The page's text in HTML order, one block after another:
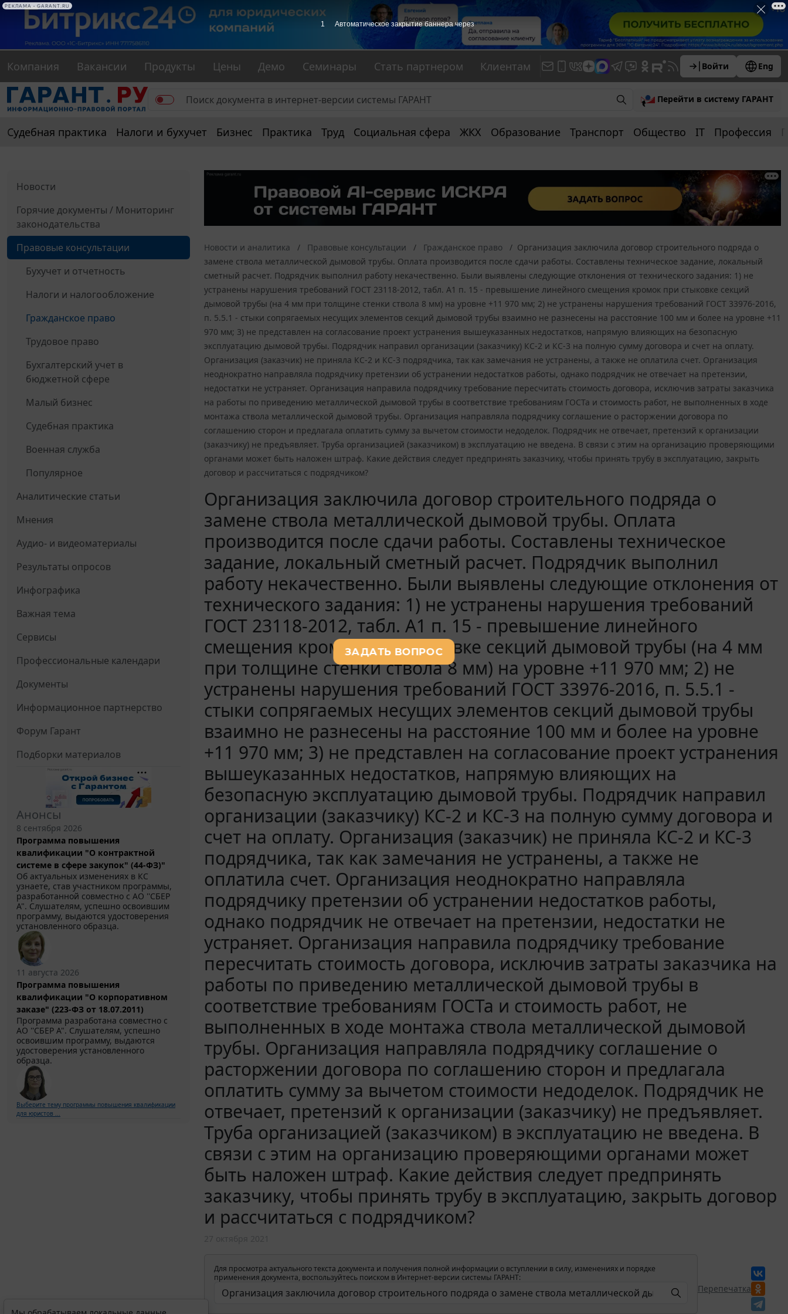
Компания Вакансии Продукты Цены Демо Семинары Стать партнером Клиентам Войти Eng
Перейти в систему ГАРАНТ
Судебная практика Налоги и бухучет Бизнес Практика Труд Социальная сфера ЖКХ Образование Транспорт Общество IT Профессия
Новости
Горячие документы / Мониторинг
законодательства
Правовые консультации
Бухучет и отчетность
Налоги и налогообложение
Гражданское право
Трудовое право
Бухгалтерский учет в
бюджетной сфере
Малый бизнес
Судебная практика
Военная служба
Популярное
Аналитические статьи
Мнения
Аудио- и видеоматериалы
Результаты опросов
Инфографика
Важная тема
Сервисы
Профессиональные календари
Документы
Информационное партнерство
Форум Гарант
Подборки материалов
Анонсы
8 сентября 2026
Программа повышения
квалификации "О контрактной
системе в сфере закупок" (44-ФЗ)"
Об актуальных изменениях в КС
узнаете, став участником программы,
разработанной совместно с АО ''СБЕР
А". Слушателям, успешно освоившим
программу, выдаются удостоверения
установленного образца.
11 августа 2026
Программа повышения
квалификации "О корпоративном
заказе" (223-ФЗ от 18.07.2011)
Программа разработана совместно с
АО ''СБЕР А". Слушателям, успешно
освоившим программу, выдаются
удостоверения установленного
образца.
Выберите тему программы повышения квалификации
для юристов ...
Новости и аналитика Правовые консультации Гражданское право
Организация заключила договор строительного подряда о
замене ствола металлической дымовой трубы. Оплата производится после сдачи работы. Составлены техническое задание, локальный
сметный расчет. Подрядчик выполнил работу некачественно. Были выявлены следующие отклонения от технического задания: 1) не
устранены нарушения требований ГОСТ 23118-2012, табл. А1 п. 15 - превышение линейного смещения кромок при стыковке секций
дымовой трубы (на 4 мм при толщине стенки ствола 8 мм) на уровне +11 970 мм; 2) не устранены нарушения требований ГОСТ 33976-2016,
п. 5.5.1 - стыки сопрягаемых несущих элементов секций дымовой трубы взаимно не разнесены на расстояние 100 мм и более на уровне +11
970 мм; 3) не представлен на согласование проект устранения вышеуказанных недостатков, напрямую влияющих на безопасную
эксплуатацию дымовой трубы. Подрядчик направил организации (заказчику) КС-2 и КС-3 на полную сумму договора и счет на оплату.
Организация (заказчик) не приняла КС-2 и КС-3 подрядчика, так как замечания не устранены, а также не оплатила счет. Организация
неоднократно направляла подрядчику претензии об устранении недостатков работы, однако подрядчик не отвечает на претензии,
недостатки не устраняет. Организация направила подрядчику требование пересчитать стоимость договора, исключив затраты заказчика
на работы по приведению металлической дымовой трубы в соответствие требованиям ГОСТа и стоимость работ, не выполненных в ходе
монтажа ствола металлической дымовой трубы. Организация направляла подрядчику соглашение о расторжении договора по
соглашению сторон и предлагала оплатить сумму за вычетом стоимости недоделок. Подрядчик не отвечает, претензий к организации
(заказчику) не предъявляет. Труба организацией (заказчиком) в эксплуатацию не введена. В связи с этим на организацию проверяющими
органами может быть наложен штраф. Какие действия следует предпринять заказчику, чтобы принять трубу в эксплуатацию, закрыть
договор и рассчитаться с подрядчиком?
Организация заключила договор строительного подряда о
замене ствола металлической дымовой трубы. Оплата
производится после сдачи работы. Составлены техническое
задание, локальный сметный расчет. Подрядчик выполнил
работу некачественно. Были выявлены следующие отклонения от
технического задания: 1) не устранены нарушения требований
ГОСТ 23118-2012, табл. А1 п. 15 - превышение линейного
смещения кромок при стыковке секций дымовой трубы (на 4 мм
при толщине стенки ствола 8 мм) на уровне +11 970 мм; 2) не
устранены нарушения требований ГОСТ 33976-2016, п. 5.5.1 -
стыки сопрягаемых несущих элементов секций дымовой трубы
взаимно не разнесены на расстояние 100 мм и более на уровне
+11 970 мм; 3) не представлен на согласование проект устранения
вышеуказанных недостатков, напрямую влияющих на
безопасную эксплуатацию дымовой трубы. Подрядчик направил
организации (заказчику) КС-2 и КС-3 на полную сумму договора и
счет на оплату. Организация (заказчик) не приняла КС-2 и КС-3
подрядчика, так как замечания не устранены, а также не
оплатила счет. Организация неоднократно направляла
подрядчику претензии об устранении недостатков работы,
однако подрядчик не отвечает на претензии, недостатки не
устраняет. Организация направила подрядчику требование
пересчитать стоимость договора, исключив затраты заказчика на
работы по приведению металлической дымовой трубы в
соответствие требованиям ГОСТа и стоимость работ, не
выполненных в ходе монтажа ствола металлической дымовой
трубы. Организация направляла подрядчику соглашение о
расторжении договора по соглашению сторон и предлагала
оплатить сумму за вычетом стоимости недоделок. Подрядчик не
отвечает, претензий к организации (заказчику) не предъявляет.
Труба организацией (заказчиком) в эксплуатацию не введена. В
связи с этим на организацию проверяющими органами может
быть наложен штраф. Какие действия следует предпринять
заказчику, чтобы принять трубу в эксплуатацию, закрыть договор
и рассчитаться с подрядчиком?
Для просмотра актуального текста документа и получения полной информации о вступлении в силу, изменениях и порядке
применения документа, воспользуйтесь поиском в Интернет-версии системы ГАРАНТ:
Перепечатка
1 Автоматическое закрытие баннера через
РЕКЛАМА • GARANT.RU